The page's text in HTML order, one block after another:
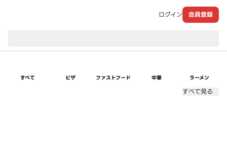
ログイン 会員登録
すべて ピザ ファストフード 中華 ラーメン
すべて見る